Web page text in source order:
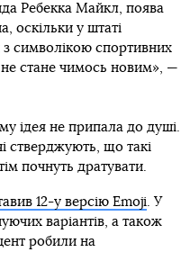
Ребекка Майкл, поява
оскільки у штаті
символікою спортивних
стане чимось новим», —
ідея не припала до душі.
стверджують, що такі
почнуть дратувати.
12-у версію Emoji. У
варіантів, а також
робили на